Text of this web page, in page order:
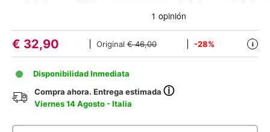
€ 32,90 Original € 46,00 -28% i
Disponibilidad Inmediata
Compra ahora. Entrega estimadaⓘ
Viernes 14 Agosto - Italia